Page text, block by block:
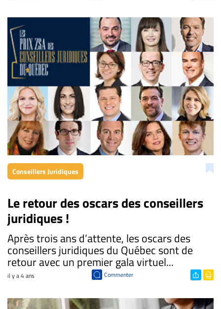
Conseillers Juridiques
Le retour des oscars des conseillers
juridiques !
Après trois ans d’attente, les oscars des
conseillers juridiques du Québec sont de
retour avec un premier gala virtuel...
il y a 4 ans Commenter